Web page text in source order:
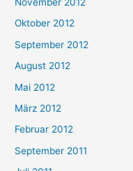
Oktober 2012
September 2012
August 2012
Mai 2012
März 2012
Februar 2012
September 2011